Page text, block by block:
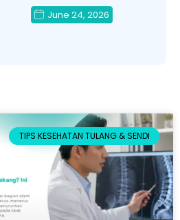
June 24, 2026
TIPS KESEHATAN TULANG & SENDI